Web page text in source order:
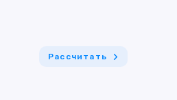
Рассчитать